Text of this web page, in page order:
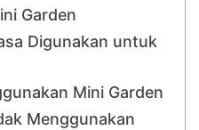
Garden
Digunakan untuk
Mini Garden
Menggunakan